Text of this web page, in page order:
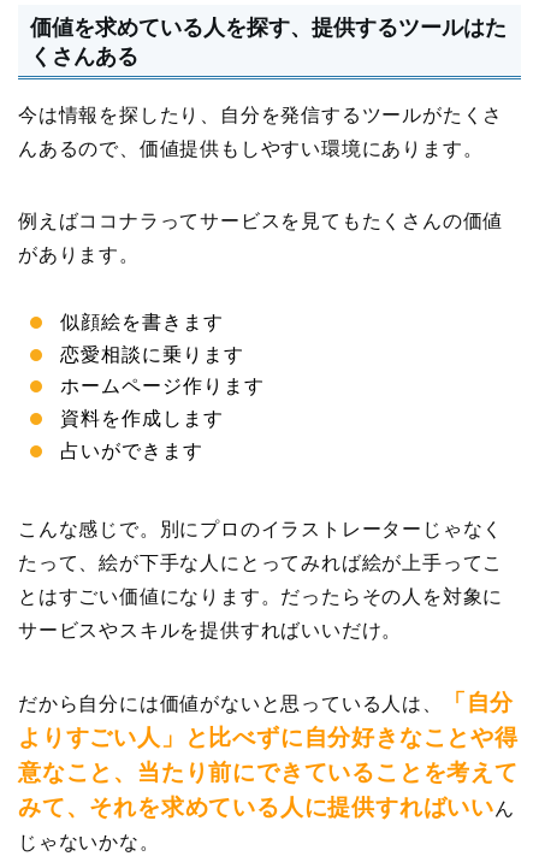
価値を求めている人を探す、提供するツールはた
くさんある
今は情報を探したり、自分を発信するツールがたくさ
んあるので、価値提供もしやすい環境にあります。
例えばココナラってサービスを見てもたくさんの価値
があります。
似顔絵を書きます
恋愛相談に乗ります
ホームページ作ります
資料を作成します
占いができます
こんな感じで。別にプロのイラストレーターじゃなく
たって、絵が下手な人にとってみれば絵が上手ってこ
とはすごい価値になります。だったらその人を対象に
サービスやスキルを提供すればいいだけ。
だから自分には価値がないと思っている人は、
「自分
よりすごい人」と比べずに自分好きなことや得
意なこと、当たり前にできていることを考えて
みて、それを求めている人に提供すればいいん
じゃないかな。